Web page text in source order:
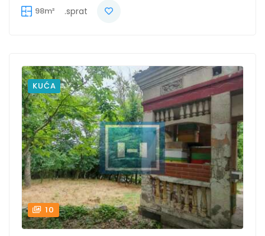
98m² .sprat
KUĆA
10